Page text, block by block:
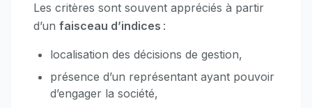
Les critères sont souvent appréciés à partir
d’un faisceau d’indices :
localisation des décisions de gestion,
présence d’un représentant ayant pouvoir
d’engager la société,